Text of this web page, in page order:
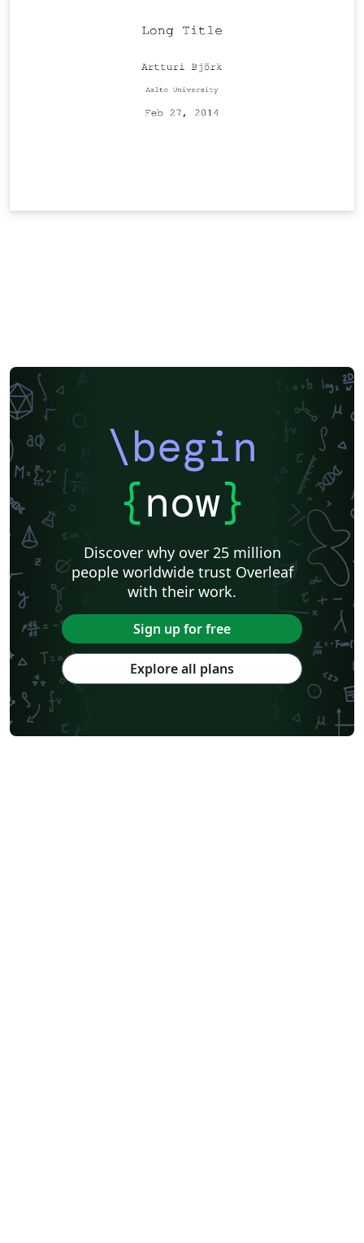
\begin
{now}
Discover why over 25 million
people worldwide trust Overleaf
with their work.
Sign up for free
Explore all plans